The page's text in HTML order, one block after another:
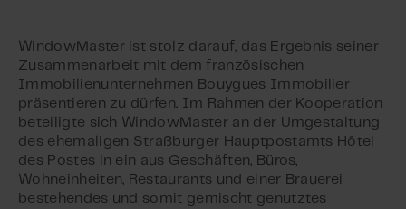
WindowMaster ist stolz darauf, das Ergebnis seiner
Zusammenarbeit mit dem französischen
Immobilienunternehmen Bouygues Immobilier
präsentieren zu dürfen. Im Rahmen der Kooperation
beteiligte sich WindowMaster an der Umgestaltung
des ehemaligen Straßburger Hauptpostamts Hôtel
des Postes in ein aus Geschäften, Büros,
Wohneinheiten, Restaurants und einer Brauerei
bestehendes und somit gemischt genutztes